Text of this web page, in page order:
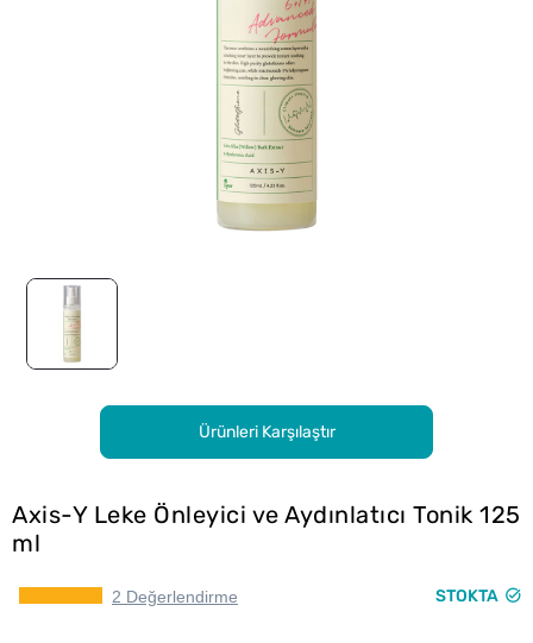
Ürünleri Karşılaştır
Axis-Y Leke Önleyici ve Aydınlatıcı Tonik 125
ml
2 Değerlendirme STOKTA